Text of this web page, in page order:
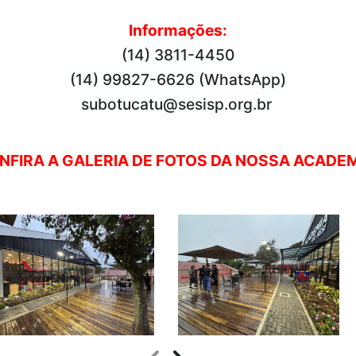
Informações:
(14) 3811-4450
(14) 99827-6626 (WhatsApp)
subotucatu@sesisp.org.br
A GALERIA DE FOTOS DA NOSSA